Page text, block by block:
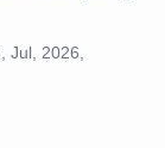
Jul, 2026,